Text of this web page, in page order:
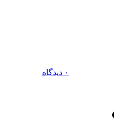
۰ دیدگاه